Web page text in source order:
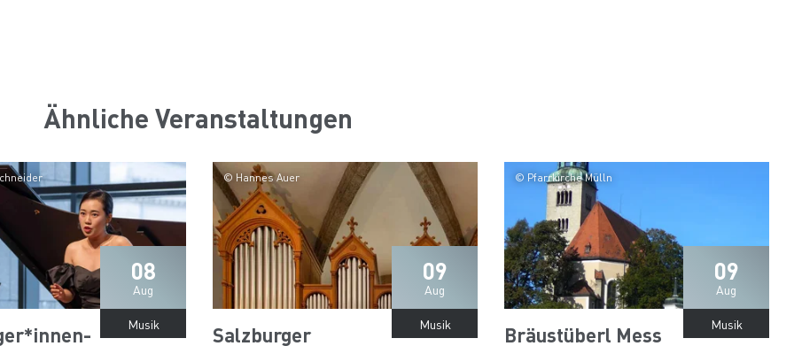
Ähnliche Veranstaltungen
08
Aug
Musik
09
Aug
© Hannes Auer
Musik
Salzburger
09
Aug
© Pfarrkirche Mülln
Musik
Bräustüberl Mess